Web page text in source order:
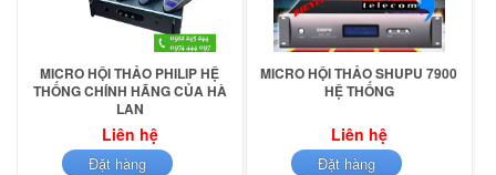
MICRO HỘI THẢO PHILIP HỆ
THỐNG CHÍNH HÃNG CỦA HÀ
LAN
Liên hệ
Đặt hàng
MICRO HỘI THẢO SHUPU 7900
HỆ THỐNG
Liên hệ
Đặt hàng